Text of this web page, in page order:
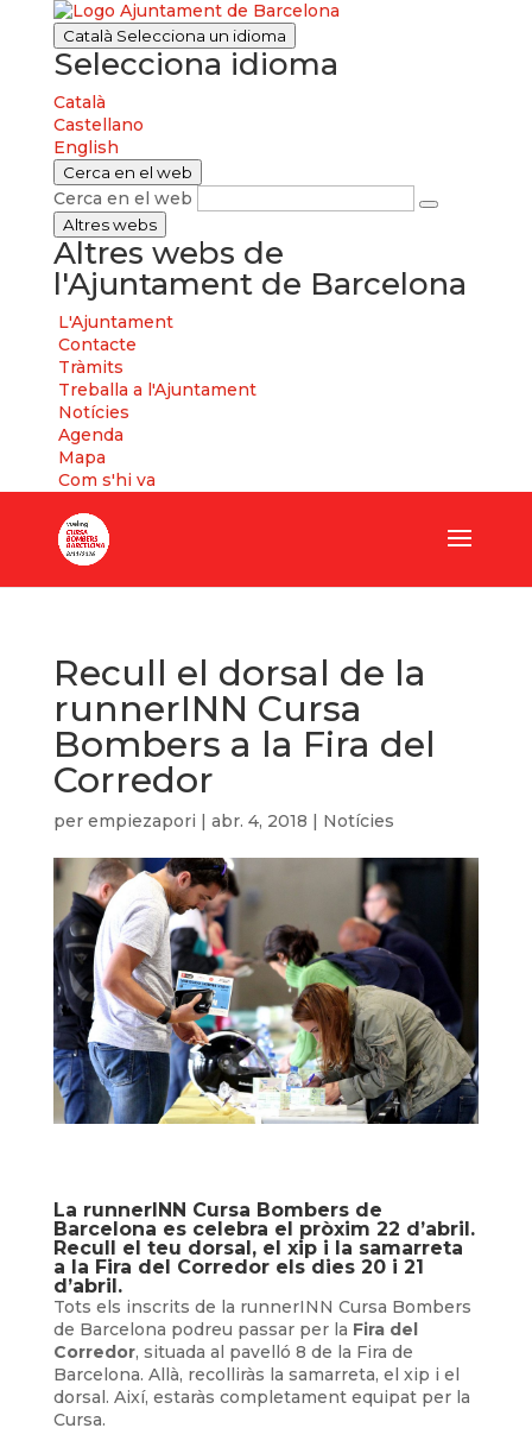
Català Selecciona un idioma
Selecciona idioma
Català
Castellano
English
Cerca en el web
Cerca en el web
Altres webs
Altres webs de
l'Ajuntament de Barcelona
L'Ajuntament
Contacte
Tràmits
Treballa a l'Ajuntament
Notícies
Agenda
Mapa
Com s'hi va
Recull el dorsal de la
runnerINN Cursa
Bombers a la Fira del
Corredor
per empiezapori | abr. 4, 2018 | Notícies
La runnerINN Cursa Bombers de
Barcelona es celebra el pròxim 22 d’abril.
Recull el teu dorsal, el xip i la samarreta
a la Fira del Corredor els dies 20 i 21
d’abril.
Tots els inscrits de la runnerINN Cursa Bombers
de Barcelona podreu passar per la Fira del
Corredor, situada al pavelló 8 de la Fira de
Barcelona. Allà, recolliràs la samarreta, el xip i el
dorsal. Així, estaràs completament equipat per la
Cursa.